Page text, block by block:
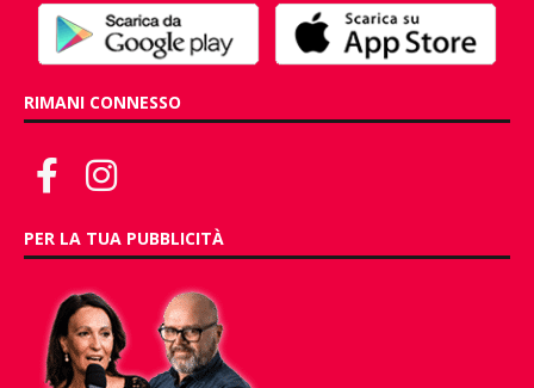
RIMANI CONNESSO
PER LA TUA PUBBLICITÀ